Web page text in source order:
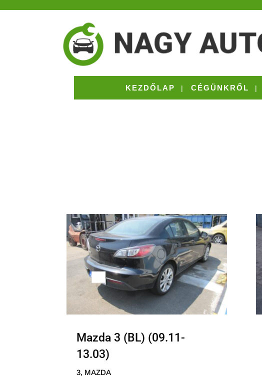
KEZDŐLAP CÉGÜNKRŐL
Mazda 3 (BL) (09.11-
13.03)
3, MAZDA